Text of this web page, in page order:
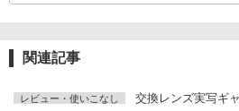
関連記事
レビュー・使いこなし 交換レンズ実写ギ